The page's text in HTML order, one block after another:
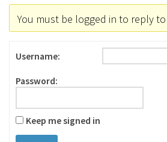
You must be logged in to reply
Username:
Password:
Keep me signed in